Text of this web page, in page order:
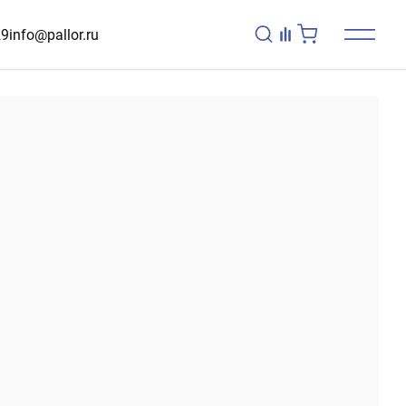
info@pallor.ru